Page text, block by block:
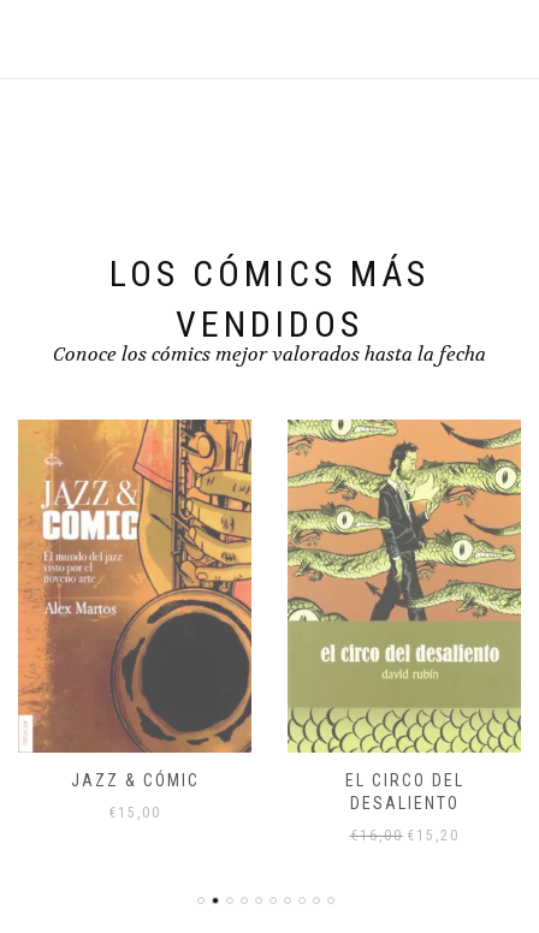
LOS CÓMICS MÁS
VENDIDOS
Conoce los cómics mejor valorados hasta la fecha
JAZZ & CÓMIC
€ 15,00
EL CIRCO DEL
DESALIENTO
€16,00 El
€ 15,20